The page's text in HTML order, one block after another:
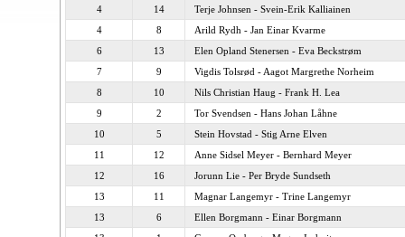
4
14
Terje Johnsen - Svein-Erik Kalliainen
4
8
Arild Rydh - Jan Einar Kvarme
6
13
Elen Opland Stenersen - Eva Beckstrøm
7
9
Vigdis Tolsrød - Aagot Margrethe Norheim
8
10
Nils Christian Haug - Frank H. Lea
9
2
Tor Svendsen - Hans Johan Låhne
10
5
Stein Hovstad - Stig Arne Elven
11
12
Anne Sidsel Meyer - Bernhard Meyer
12
16
Jorunn Lie - Per Bryde Sundseth
13
11
Magnar Langemyr - Trine Langemyr
13
6
Ellen Borgmann - Einar Borgmann